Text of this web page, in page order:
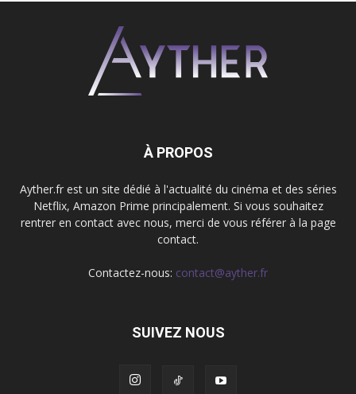
À PROPOS
Ayther.fr est un site dédié à l'actualité du cinéma et des séries
Netflix, Amazon Prime principalement. Si vous souhaitez
rentrer en contact avec nous, merci de vous référer à la page
contact.
Contactez-nous: contact@ayther.fr
SUIVEZ NOUS